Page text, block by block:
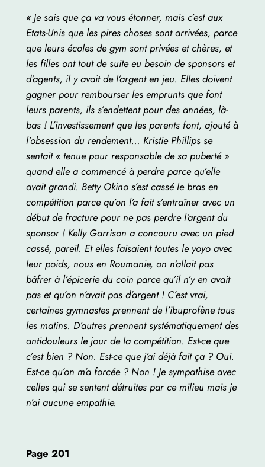
« Je sais que ça va vous étonner, mais c’est aux
Etats-Unis que les pires choses sont arrivées, parce
que leurs écoles de gym sont privées et chères, et
les filles ont tout de suite eu besoin de sponsors et
d’agents, il y avait de l’argent en jeu. Elles doivent
gagner pour rembourser les emprunts que font
leurs parents, ils s’endettent pour des années, là-
bas ! L’investissement que les parents font, ajouté à
l’obsession du rendement… Kristie Phillips se
sentait « tenue pour responsable de sa puberté »
quand elle a commencé à perdre parce qu’elle
avait grandi. Betty Okino s’est cassé le bras en
compétition parce qu’on l’a fait s’entraîner avec un
début de fracture pour ne pas perdre l’argent du
sponsor ! Kelly Garrison a concouru avec un pied
cassé, pareil. Et elles faisaient toutes le yoyo avec
leur poids, nous en Roumanie, on n’allait pas
bâfrer à l’épicerie du coin parce qu’il n’y en avait
pas et qu’on n’avait pas d’argent ! C’est vrai,
certaines gymnastes prennent de l’ibuprofène tous
les matins. D’autres prennent systématiquement des
antidouleurs le jour de la compétition. Est-ce que
c’est bien ? Non. Est-ce que j’ai déjà fait ça ? Oui.
Est-ce qu’on m’a forcée ? Non ! Je sympathise avec
celles qui se sentent détruites par ce milieu mais je
n’ai aucune empathie.
Page 201